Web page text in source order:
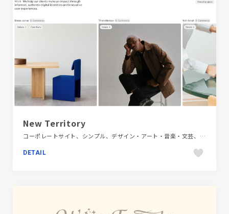
New Territory
コーポレートサイト、シンプル、デザイン・アート・音楽・文芸、ホワイト系、海外サイト
DETAIL